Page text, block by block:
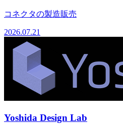
コネクタの製造販売
2026.07.21
Yoshida Design Lab